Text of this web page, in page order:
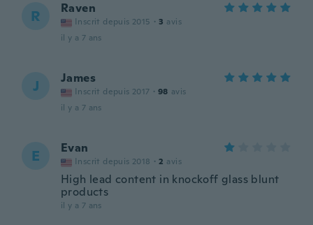
R Raven
Inscrit depuis 2015 · 3 avis
il y a 7 ans
J James
Inscrit depuis 2017 · 98 avis
il y a 7 ans
E Evan
Inscrit depuis 2018 · 2 avis
High lead content in knockoff glass blunt
products
il y a 7 ans